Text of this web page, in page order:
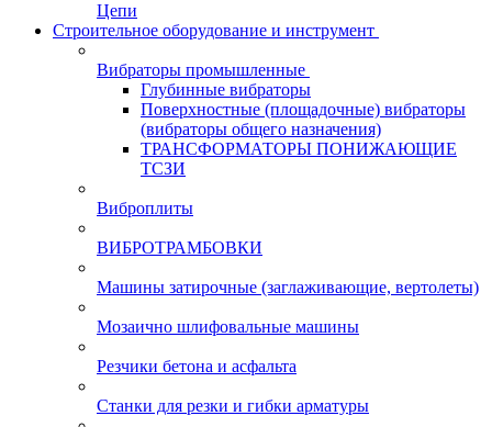
Цепи
Строительное оборудование и инструмент
Вибраторы промышленные
Глубинные вибраторы
Поверхностные (площадочные) вибраторы
(вибраторы общего назначения)
ТРАНСФОРМАТОРЫ ПОНИЖАЮЩИЕ
ТСЗИ
Виброплиты
ВИБРОТРАМБОВКИ
Машины затирочные (заглаживающие, вертолеты)
Мозаично шлифовальные машины
Резчики бетона и асфальта
Станки для резки и гибки арматуры